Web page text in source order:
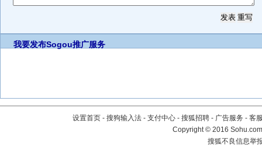
我要发布Sogou推广服务
设置首页 - 搜狗输入法 - 支付中心 - 搜狐招聘 - 广告服务 - 客
Copyright©2016
搜狐不良信息举